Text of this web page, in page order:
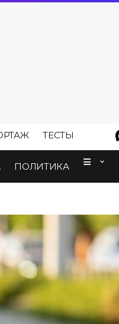
ТЕСТЫ
ПОЛИТИКА